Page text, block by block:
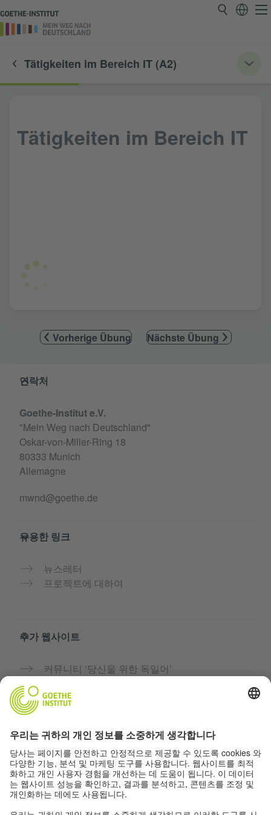
Tätigkeiten im Bereich IT (A2)
Tätigkeiten im Bereich IT
Vorherige Übung Nächste Übung
Service- und Informationsbereich
연락처
Goethe-Institut e.V.
"Mein Weg nach Deutschland"
Oskar-von-Miller-Ring 18
80333 Munich
Allemagne
mwnd@goethe.de
유용한 링크
뉴스레터
프로젝트에 대하여
추가 웹사이트
커뮤니티 ‘당신을 위한 독일어’
괴테 인스티투트의 독일어 과정
개인정보 및 접근성
개인 정보 설정
접근성